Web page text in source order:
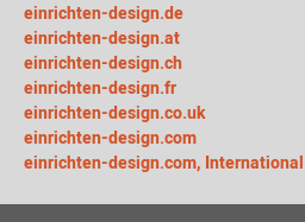
einrichten-design.de
einrichten-design.at
einrichten-design.ch
einrichten-design.fr
einrichten-design.co.uk
einrichten-design.com
einrichten-design.com, International